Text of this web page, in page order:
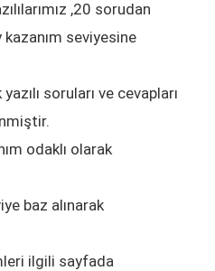
,20 sorudan
seviyesine
soruları ve cevapları
odaklı olarak
baz alınarak
ilgili sayfada